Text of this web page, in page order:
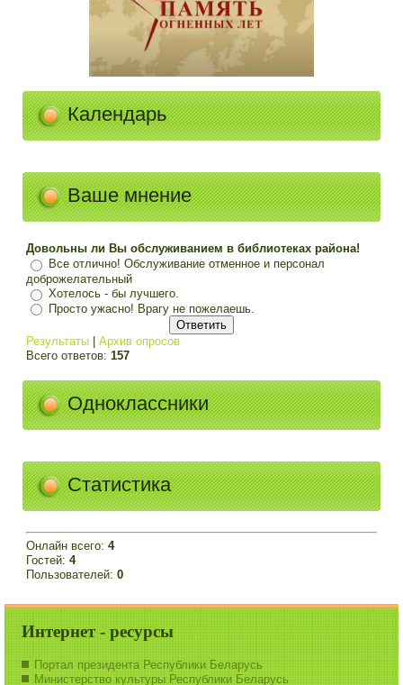
Календарь
Ваше мнение
Довольны ли Вы обслуживанием в библиотеках района!
Все отлично! Обслуживание отменное и персонал
доброжелательный
Хотелось - бы лучшего.
Просто ужасно! Врагу не пожелаешь.
Результаты |Архив опросов
Всего ответов:157
Одноклассники
Статистика
Онлайн всего:4
Гостей:4
Пользователей:0
Интернет - ресурсы
Портал президента Республики Беларусь
Министерство культуры Республики Беларусь